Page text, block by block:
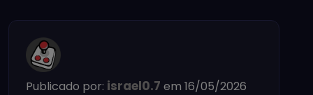
Publicado por: israel0.7 em 16/05/2026